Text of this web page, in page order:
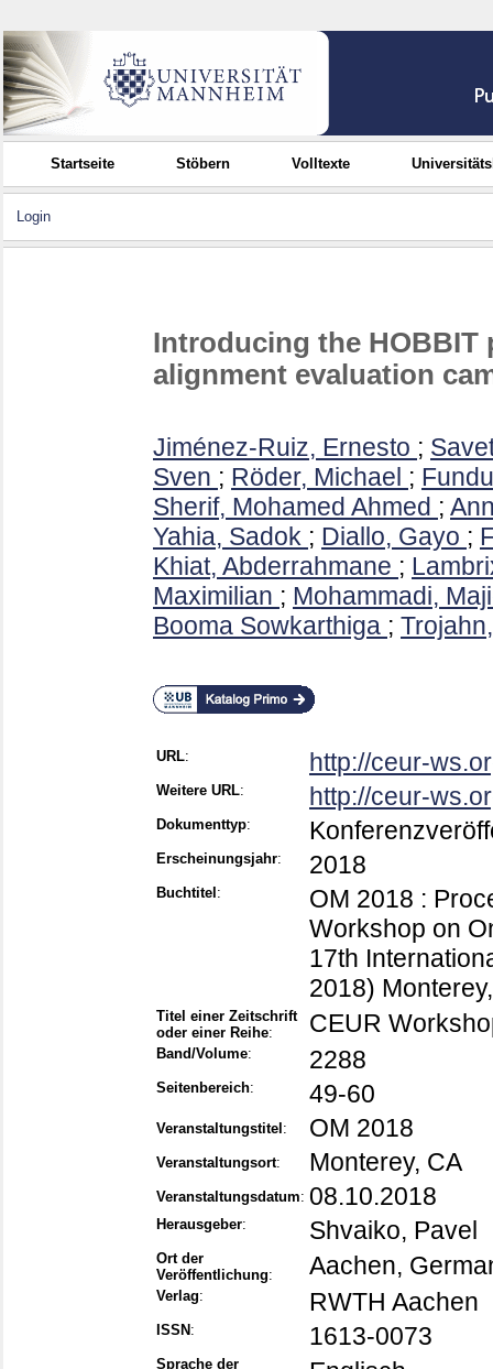
Startseite Stöbern Volltexte
Login
Introducing the
alignment evaluation
Jiménez-Ruiz, Ernesto ;
Sven ; Röder, Michael ;
Sherif, Mohamed Ahmed ;
Yahia, Sadok ; Diallo, Gayo ;
Khiat, Abderrahmane ;
Maximilian ; Mohammadi,
Booma Sowkarthiga ;
URL: http://ceur-
Weitere URL: http://ceur-
Dokumenttyp:
Erscheinungsjahr: 2018
Buchtitel :
OM 2018 :
Workshop on
17th
2018)
Titel einer Zeitschrift
oder einer Reihe: CEUR
Band/Volume: 2288
Seitenbereich: 49-60
Veranstaltungstitel : OM 2018
Veranstaltungsort: Monterey, CA
Veranstaltungsdatum: 08.10.2018
Herausgeber: Shvaiko, Pavel
Ort der
Veröffentlichung: Aachen,
Verlag: RWTH Aachen
ISSN : 1613-0073
Sprache der